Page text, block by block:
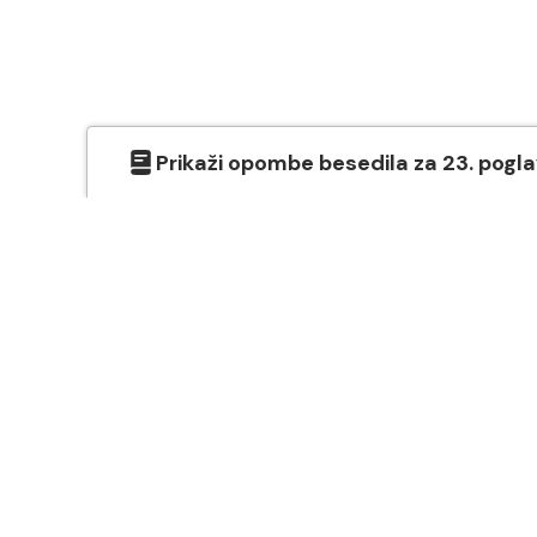
Prikaži opombe besedila za 23.